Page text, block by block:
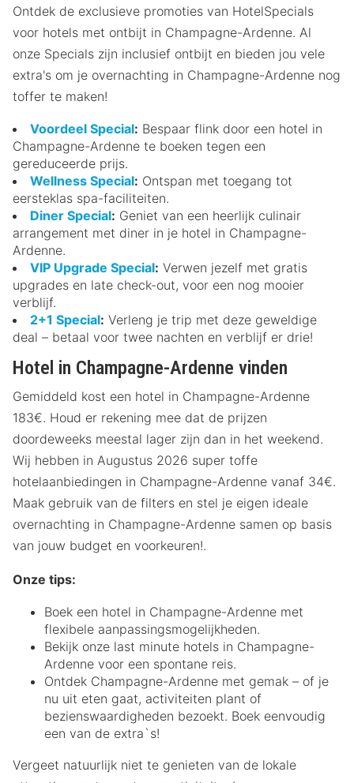
Ontdek de exclusieve promoties van HotelSpecials
voor hotels met ontbijt in Champagne-Ardenne. Al
onze Specials zijn inclusief ontbijt en bieden jou vele
extra's om je overnachting in Champagne-Ardenne nog
toffer te maken!
Voordeel Special: Bespaar flink door een hotel in
Champagne-Ardenne te boeken tegen een
gereduceerde prijs.
Wellness Special: Ontspan met toegang tot
eersteklas spa-faciliteiten.
Diner Special: Geniet van een heerlijk culinair
arrangement met diner in je hotel in Champagne-
Ardenne.
VIP Upgrade Special: Verwen jezelf met gratis
upgrades en late check-out, voor een nog mooier
verblijf.
2+1 Special: Verleng je trip met deze geweldige
deal – betaal voor twee nachten en verblijf er drie!
Hotel in Champagne-Ardenne vinden
Gemiddeld kost een hotel in Champagne-Ardenne
183€. Houd er rekening mee dat de prijzen
doordeweeks meestal lager zijn dan in het weekend.
Wij hebben in Augustus 2026 super toffe
hotelaanbiedingen in Champagne-Ardenne vanaf 34€.
Maak gebruik van de filters en stel je eigen ideale
overnachting in Champagne-Ardenne samen op basis
van jouw budget en voorkeuren!.
Onze tips:
Boek een hotel in Champagne-Ardenne met
flexibele aanpassingsmogelijkheden.
Bekijk onze last minute hotels in Champagne-
Ardenne voor een spontane reis.
Ontdek Champagne-Ardenne met gemak – of je
nu uit eten gaat, activiteiten plant of
bezienswaardigheden bezoekt. Boek eenvoudig
een van de extra`s!
Vergeet natuurlijk niet te genieten van de lokale